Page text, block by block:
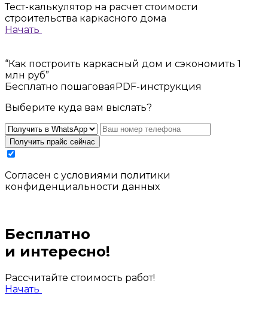
Тест-калькулятор на расчет стоимости
строительства каркасного дома
Начать
“Как построить каркасный дом и сэкономить 1
млн руб”
Бесплатно пошаговаяPDF-инструкция
Выберите куда вам выслать?
Получить прайс сейчас
Cогласен с условиями политики
конфиденциальности данных
Бесплатно
и интересно!
Рассчитайте стоимость работ!
Начать